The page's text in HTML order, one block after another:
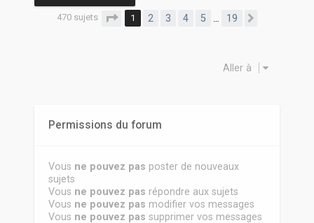
470 sujets Page 1sur
1 2 3 4 5 19
Aller à
Permissions du forum
Vous ne pouvez pas poster de nouveaux
sujets
Vous ne pouvez pas répondre aux sujets
Vous ne pouvez pas modifier vos messages
Vous ne pouvez pas supprimer vos messages